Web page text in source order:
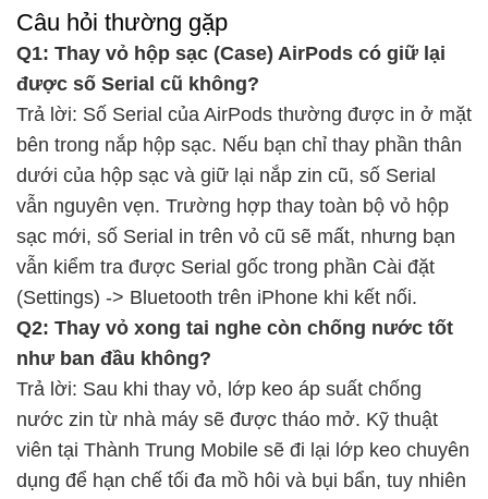
Câu hỏi thường gặp
Q1: Thay vỏ hộp sạc (Case) AirPods có giữ lại
được số Serial cũ không?
Trả lời: Số Serial của AirPods thường được in ở mặt
bên trong nắp hộp sạc. Nếu bạn chỉ thay phần thân
dưới của hộp sạc và giữ lại nắp zin cũ, số Serial
vẫn nguyên vẹn. Trường hợp thay toàn bộ vỏ hộp
sạc mới, số Serial in trên vỏ cũ sẽ mất, nhưng bạn
vẫn kiểm tra được Serial gốc trong phần Cài đặt
(Settings) -> Bluetooth trên iPhone khi kết nối.
Q2: Thay vỏ xong tai nghe còn chống nước tốt
như ban đầu không?
Trả lời: Sau khi thay vỏ, lớp keo áp suất chống
nước zin từ nhà máy sẽ được tháo mở. Kỹ thuật
viên tại Thành Trung Mobile sẽ đi lại lớp keo chuyên
dụng để hạn chế tối đa mồ hôi và bụi bẩn, tuy nhiên